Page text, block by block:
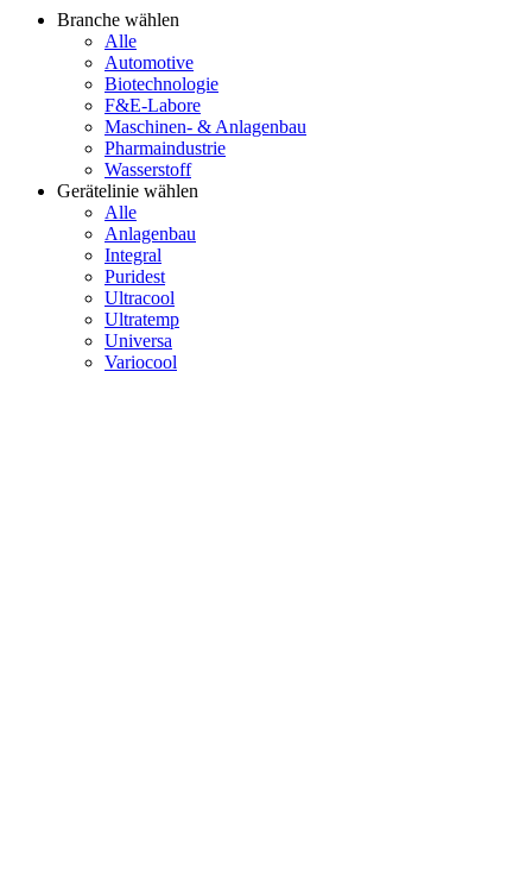
Branche wählen
Alle
Automotive
Biotechnologie
F&E-Labore
Maschinen- & Anlagenbau
Pharmaindustrie
Wasserstoff
Gerätelinie wählen
Alle
Anlagenbau
Integral
Puridest
Ultracool
Ultratemp
Universa
Variocool